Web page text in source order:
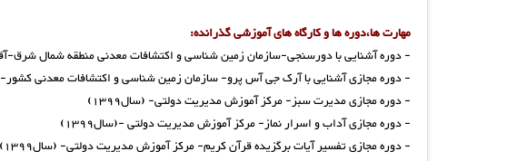
مهارت ها،دوره ها و کارگاه های آموزشی گذرانده:
- دوره آشنایی با دورسنجی-سازمان زمین شناسی و اکتشافات معدنی منطقه شمال شرق-آقای
- دوره مجازی آشنایی با آرک جی آس پرو- سازمان زمین شناسی و اکتشافات معدنی کشور-
- دوره مجازی مدیرت سبز- مرکز آموزش مدیریت دولتی- (سال1399)
- دوره مجازی آداب و اسرار نماز- مرکز آموزش مدیریت دولتی -(سال1399)
- دوره مجازی تفسیر آیات برگزیده قرآن کریم- مرکز آموزش مدیریت دولتی- (سال1399)